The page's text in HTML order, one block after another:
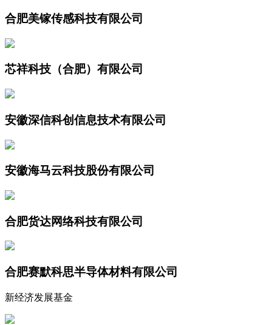
合肥美镓传感科技有限公司
芯祥科技（合肥）有限公司
安徽深信科创信息技术有限公司
安徽海马云科技股份有限公司
合肥货达网络科技有限公司
合肥赛默科思半导体材料有限公司
新经济发展基金